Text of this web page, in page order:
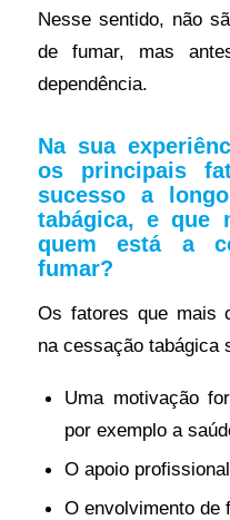
Nesse sentido, não
de fumar, mas
dependência.
Na sua
os principais
sucesso a
tabágica, e que
quem está a
fumar?
Os fatores que mais
na cessação tabágica
Uma motivação
por exemplo a
O apoio
O envolvimento de